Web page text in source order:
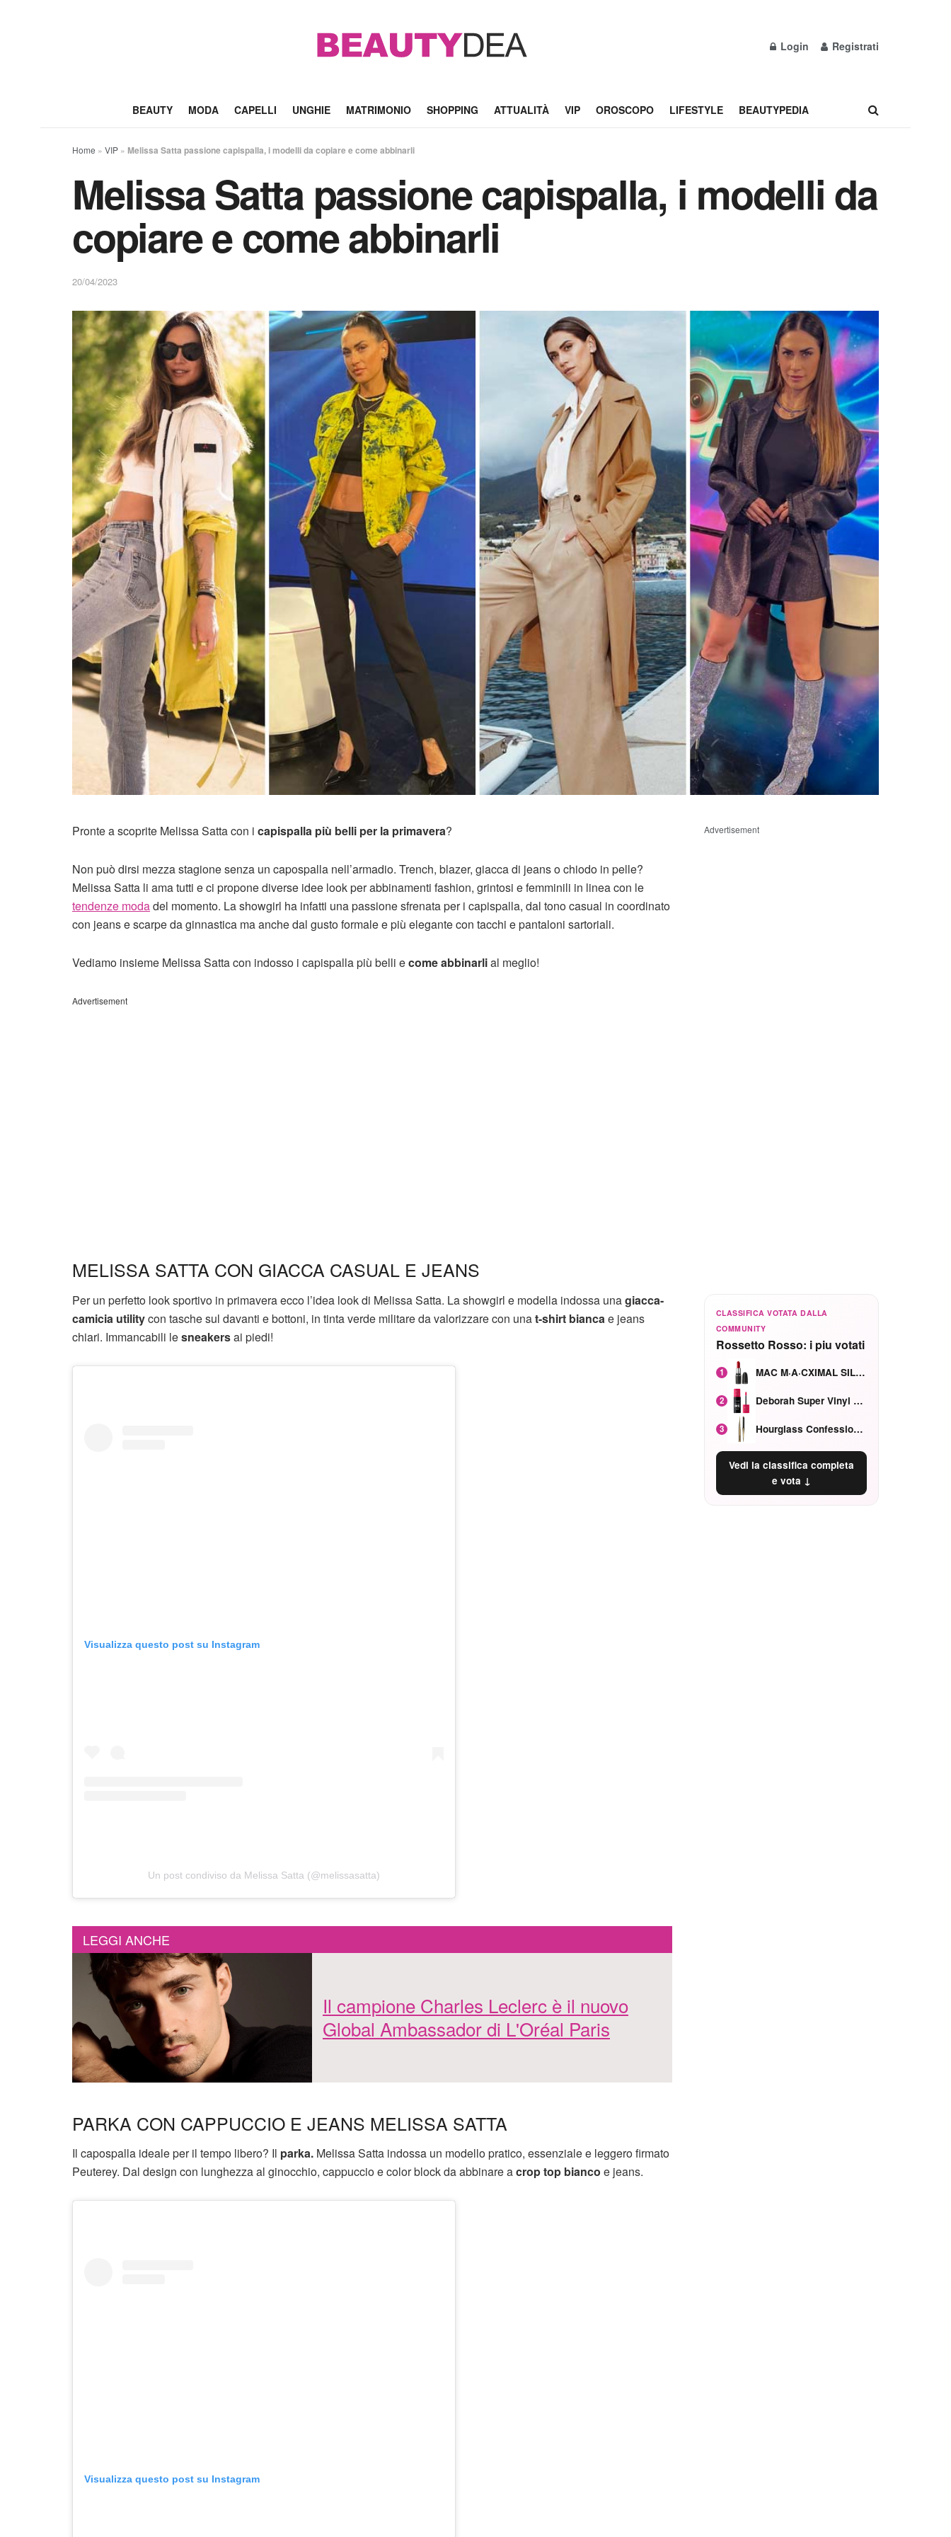
Login Registrati
BEAUTY MODA CAPELLI UNGHIE MATRIMONIO SHOPPING ATTUALITÀ VIP OROSCOPO LIFESTYLE BEAUTYPEDIA
Home » VIP » Melissa Satta passione capispalla, i modelli da copiare e come abbinarli
Melissa Satta passione capispalla, i modelli da
copiare e come abbinarli
20/04/2023
Pronte a scoprite Melissa Satta con i capispalla più belli per la primavera?
Non può dirsi mezza stagione senza un capospalla nell’armadio. Trench, blazer, giacca di jeans o chiodo in pelle?
Melissa Satta li ama tutti e ci propone diverse idee look per abbinamenti fashion, grintosi e femminili in linea con le
tendenze modadel momento. La showgirl ha infatti una passione sfrenata per i capispalla, dal tono casual in coordinato
con jeans e scarpe da ginnastica ma anche dal gusto formale e più elegante con tacchi e pantaloni sartoriali.
Vediamo insieme Melissa Satta con indosso i capispalla più belli ecome abbinarlial meglio!
Advertisement
MELISSA SATTA CON GIACCA CASUAL E JEANS
Per un perfetto look sportivo in primavera ecco l’idea look di Melissa Satta. La showgirl e modella indossa unagiacca-
camicia utilitycon tasche sul davanti e bottoni, in tinta verde militare da valorizzare con unat-shirt biancae jeans
chiari. Immancabili lesneakersai piedi!
Visualizza questo post su Instagram
Un post condiviso da Melissa Satta (@melissasatta)
LEGGI ANCHE
Il campione Charles Leclerc è il nuovo
Global Ambassador di L'Oréal Paris
PARKA CON CAPPUCCIO E JEANS MELISSA SATTA
Il capospalla ideale per il tempo libero? Il parka. Melissa Satta indossa un modello pratico, essenziale e leggero firmato
Peuterey. Dal design con lunghezza al ginocchio, cappuccio e color block da abbinare acrop top bianco e jeans.
Visualizza questo post su Instagram
Advertisement
CLASSIFICA VOTATA DALLA
COMMUNITY
Rossetto Rosso: i piu votati
1 MAC M·A·CXIMAL SILKY MATTE Red Rock mat
2 Deborah Super Vinyl Shake Rosa Ciliegia
3 Hourglass Confession Ricaricabile Ultra Preciso Ad Alta Intensità Secretly Classic Red
Vedi la classifica completa
e vota ↓